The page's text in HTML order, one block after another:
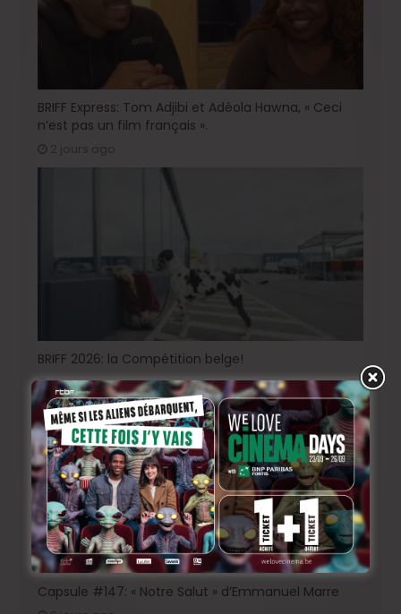
BRIFF Express: Tom Adjibi et Adéola Hawna, « Ceci
n’est pas un film français ».
2 jours ago
BRIFF 2026: la Compétition belge!
4 jours ago
Capsule #147: « Notre Salut » d’Emmanuel Marre